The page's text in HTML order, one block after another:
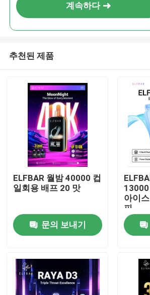
동영상
계속하다
추천된 제품
ELFBAR 월밤 40000 컵
일회용 배프 20 맛
문의 보내기
13000
아이
피